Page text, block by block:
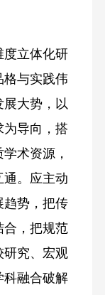
立体化研
格与实践伟
展大势，以
为导向，搭
术资源，
通。应主动
趋势，把传
合，把规范
研究、宏观
科融合破解